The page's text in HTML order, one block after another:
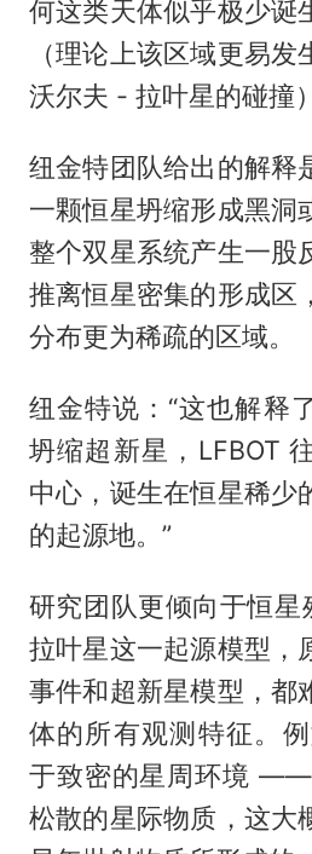
何这类天体似乎极少诞
（理论上该区域更易
沃尔夫 - 拉叶星的碰撞
纽金特团队给出的解释
一颗恒星坍缩形成黑洞
整个双星系统产生一股
推离恒星密集的形成区
分布更为稀疏的区域。
纽金特说：“这也解释
坍缩超新星，LFBOT
中心，诞生在恒星稀少
的起源地。”
研究团队更倾向于恒
拉叶星这一起源模型，
事件和超新星模型，都
体的所有观测特征。
于致密的星周环境 ——
松散的星际物质，这大